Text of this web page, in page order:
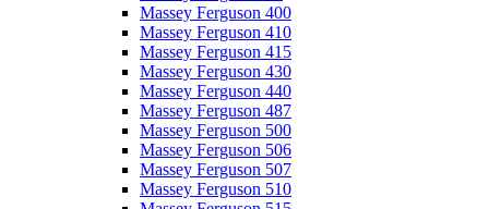
Massey Ferguson 400
Massey Ferguson 410
Massey Ferguson 415
Massey Ferguson 430
Massey Ferguson 440
Massey Ferguson 487
Massey Ferguson 500
Massey Ferguson 506
Massey Ferguson 507
Massey Ferguson 510